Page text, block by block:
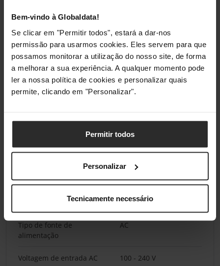
Bem-vindo à Globaldata!
Se clicar em "Permitir todos", estará a dar-nos
permissão para usarmos cookies. Eles servem para que
possamos monitorar a utilização do nosso site, de forma
a melhorar a sua experiência. A qualquer momento pode
ler a nossa política de cookies e personalizar quais
permite, clicando em "Personalizar".
Permitir todos
Personalizar
Tecnicamente necessário
vídeo
Alarme ativo contra intrusos Sim
Codificação / segurança
128-bit AES, SSL/TLS,
WPA, WPA2-PSK
Características de sistema
Deteção de humanos
Funcionalidades de gestão
Sim
Gestão de energia
Tipo de fonte de
alimentação
AC
Voltagem de entrada AC 100 - 240 V